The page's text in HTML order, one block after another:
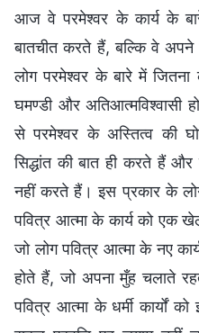
आज वे परमेश्वर के कार्य के
बातचीत करते हैं, बल्कि वे अपने
लोग परमेश्वर के बारे में
घमण्डी और अतिआत्मविश्वासी
से परमेश्वर के अस्तित्व की
सिद्धांत की बात ही करते हैं और
नहीं करते हैं। इस प्रकार के
पवित्र आत्मा के कार्य को एक
जो लोग पवित्र आत्मा के नए
होते हैं, जो अपना मुँह चलाते
पवित्र आत्मा के धर्मी कार्यों